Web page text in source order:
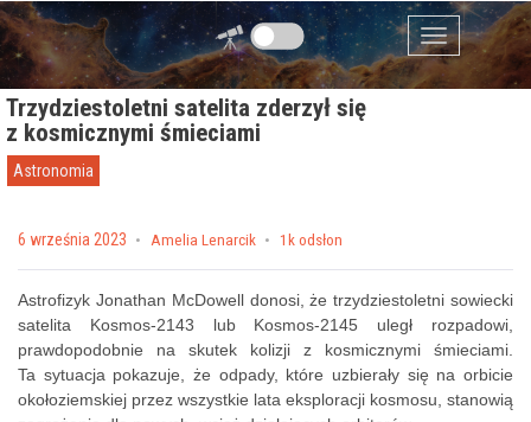
Przejdź do zawartości
Menu
Trzydziestoletni satelita zderzył się
z kosmicznymi śmieciami
Astronomia
Posted on
6 września 2023 by Amelia Lenarcik 1k odsłon
Astrofizyk Jonathan McDowell donosi, że trzydziestoletni sowiecki
satelita Kosmos-2143 lub Kosmos-2145 uległ rozpadowi,
prawdopodobnie na skutek kolizji z kosmicznymi śmieciami.
Ta sytuacja pokazuje, że odpady, które uzbierały się na orbicie
okołoziemskiej przez wszystkie lata eksploracji kosmosu, stanowią